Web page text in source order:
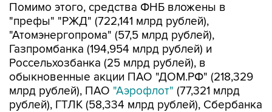
Помимо этого, средства ФНБ вложены в
"префы" "РЖД" (722,141 млрд рублей),
"Атомэнергопрома" (57,5 млрд рублей),
Газпромбанка (194,954 млрд рублей) и
Россельхозбанка (25 млрд рублей), в
обыкновенные акции ПАО "ДОМ.РФ" (218,329
млрд рублей), ПАО "Аэрофлот" (77,321 млрд
рублей), ГТЛК (58,334 млрд рублей), Сбербанка